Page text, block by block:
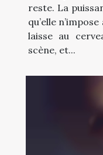
reste. La
qu’elle
laisse au
scène, et...